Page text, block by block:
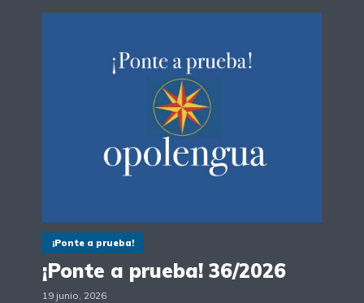
¡Ponte a prueba!
¡Ponte a prueba! 36/2026
19 junio, 2026